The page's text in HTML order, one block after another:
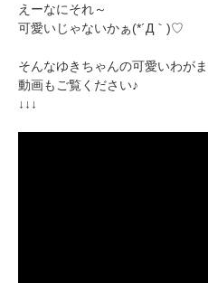
えーなにそれ～
可愛いじゃないかぁ(*´Д｀)♡
そんなゆきちゃんの可愛いわが
動画もご覧ください♪
↓↓↓